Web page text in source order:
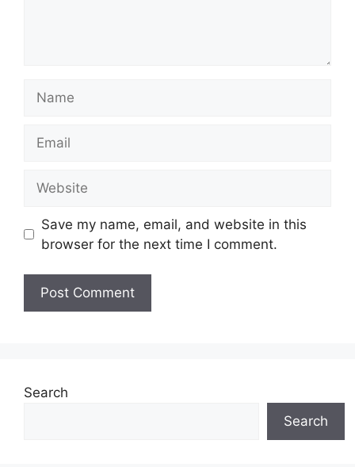
Save my name, email, and website in this
browser for the next time I comment.
Search
Search